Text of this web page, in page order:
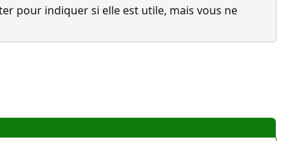
pour indiquer si elle est utile, mais vous ne